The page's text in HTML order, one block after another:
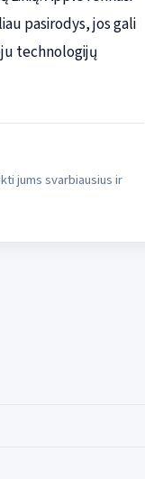
pasirodys, jos gali
technologijų
jums svarbiausius ir